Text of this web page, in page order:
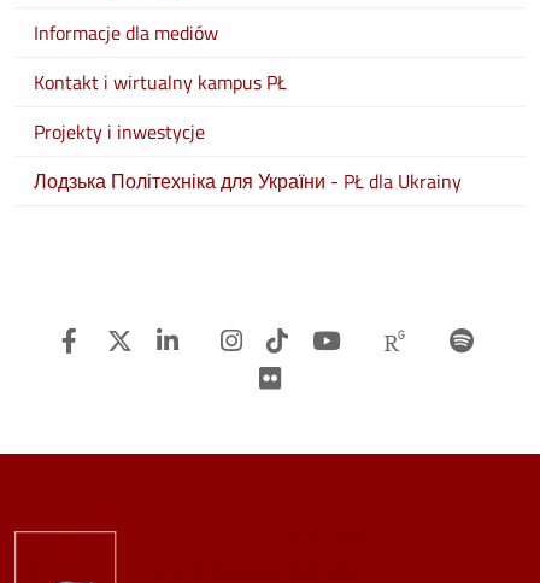
Informacje dla mediów
Kontakt i wirtualny kampus PŁ
Projekty i inwestycje
Лодзька Політехніка для України - PŁ dla Ukrainy
Facebook
Twitter LinkedinInstagram
TiTok Youtube